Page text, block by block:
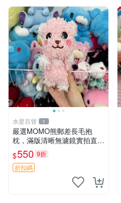
水星百貨 1
嚴選MOMO熊郵差長毛抱
枕，滿版清晰無濾鏡實拍直
銷。每周新品到貨，不容錯
過！ 郵差熊 長毛 抱枕
$550 9折
折扣碼